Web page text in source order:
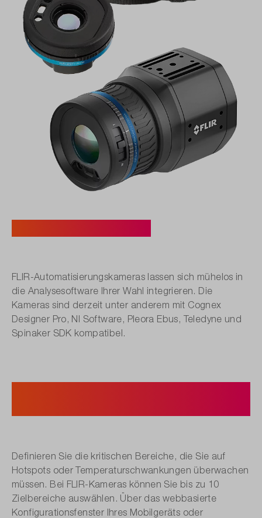
FLIR-Automatisierungskameras lassen sich mühelos in
die Analysesoftware Ihrer Wahl integrieren. Die
Kameras sind derzeit unter anderem mit Cognex
Designer Pro, NI Software, Pleora Ebus, Teledyne und
Spinaker SDK kompatibel.
Definieren Sie die kritischen Bereiche, die Sie auf
Hotspots oder Temperatur­schwankungen über­wachen
müssen. Bei FLIR-Kameras können Sie bis zu 10
Zielbereiche auswählen. Über das webbasierte
Konfigurationsfenster Ihres Mobilgeräts oder